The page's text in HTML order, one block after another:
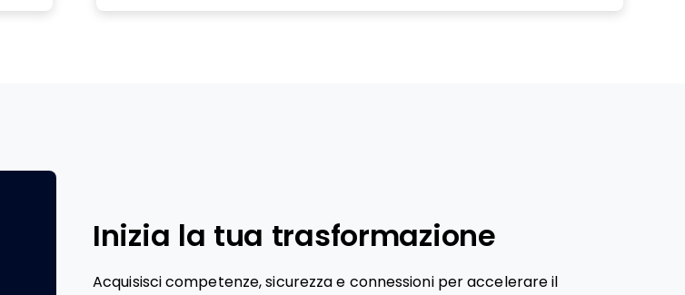
Inizia la tua trasformazione
Acquisisci competenze, sicurezza e connessioni per accelerare il